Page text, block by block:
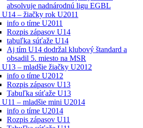
absolvuje nadnárodnú ligu EGBL
– žiačky rok U2011
info o tíme U2011
Rozpis zápasov U14
tabuľka súťaže U14
Aj tím U14 dodržal klubový štandard a
obsadil 5. miesto na MSR
– mladšie žiačky U2012
info o tíme U2012
Rozpis zápasov U13
Tabuľka súťaže U13
– mladšie mini U2014
info o tíme U2014
Rozpis zápasov U11